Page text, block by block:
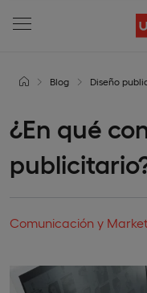
Blog Diseño
¿En qué
Comunicación y